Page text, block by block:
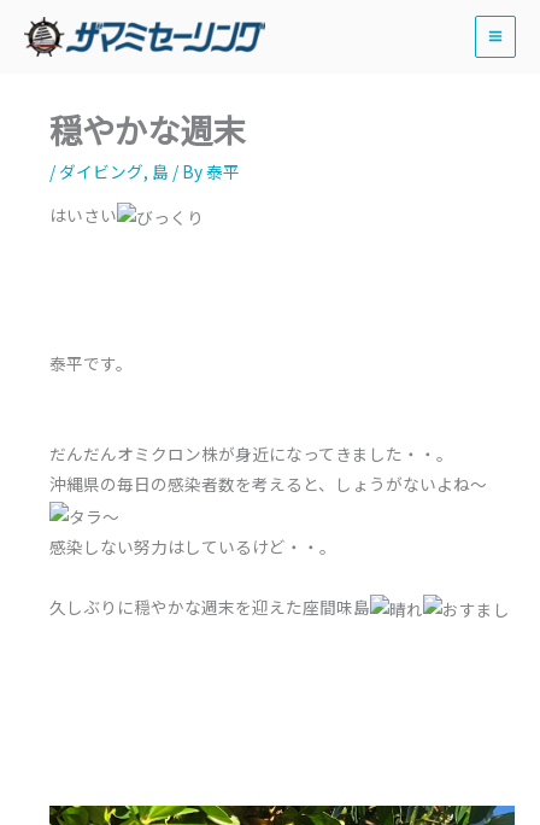
穏やかな週末
/ ダイビング, 島 / By泰平
はいさい
泰平です。
だんだんオミクロン株が身近になってきました・・。
沖縄県の毎日の感染者数を考えると、しょうがないよね～
感染しない努力はしているけど・・。
久しぶりに穏やかな週末を迎えた座間味島